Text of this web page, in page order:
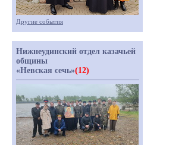
Другие события
Нижнеудинский отдел казачьей
общины
«Невская сечь»(12)